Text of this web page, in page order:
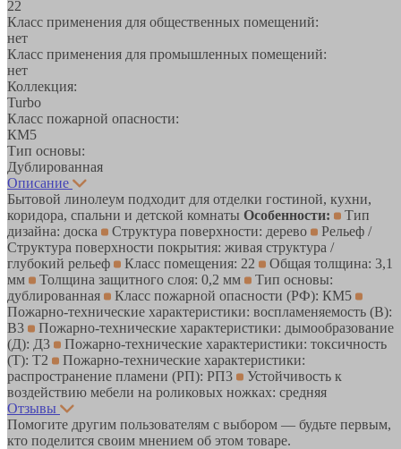
22
Класс применения для общественных помещений:
нет
Класс применения для промышленных помещений:
нет
Коллекция:
Turbo
Класс пожарной опасности:
КМ5
Тип основы:
Дублированная
Описание
Бытовой линолеум подходит для отделки гостиной, кухни,
коридора, спальни и детской комнаты Особенности:
Тип
дизайна: доска
Структура поверхности: дерево
Рельеф /
Структура поверхности покрытия: живая структура /
глубокий рельеф
Класс помещения: 22
Общая толщина: 3,1
мм
Толщина защитного слоя: 0,2 мм
Тип основы:
дублированная
Класс пожарной опасности (РФ): КМ5
Пожарно-технические характеристики: воспламеняемость (В):
В3
Пожарно-технические характеристики: дымообразование
(Д): Д3
Пожарно-технические характеристики: токсичность
(Т): Т2
Пожарно-технические характеристики:
распространение пламени (РП): РП3
Устойчивость к
воздействию мебели на роликовых ножках: средняя
Отзывы
Помогите другим пользователям с выбором — будьте первым,
кто поделится своим мнением об этом товаре.